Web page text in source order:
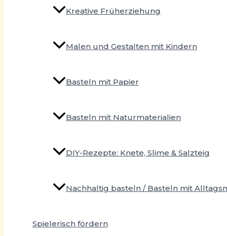
Kreative Früherziehung
Malen und Gestalten mit Kindern
Basteln mit Papier
Basteln mit Naturmaterialien
DIY-Rezepte: Knete, Slime & Salzteig
Nachhaltig basteln / Basteln mit
Spielerisch fördern